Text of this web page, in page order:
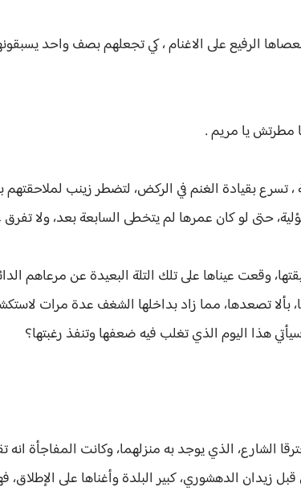
الرفيع على الاغنام ، كي تجعلهم بصف واحد
مطرتش يا مريم .
تسرع بقيادة الغنم في الركض، لتضطر زينب
حتى لو كان عمرها لم يتخطى السابعة بعد، ولا
وقعت عيناها على تلك التلة البعيدة عن مرعاهم
بألا تصعدها، مما زاد بداخلها الشغف عدة مرات
هذا اليوم الذي تغلب فيه ضعفها وتنفذ رغبتها؟
الشارع، الذي يوجد به منزلهما، وكانت المفاجأة
زيدان الدهشوري، كبير البلدة وأغناها على